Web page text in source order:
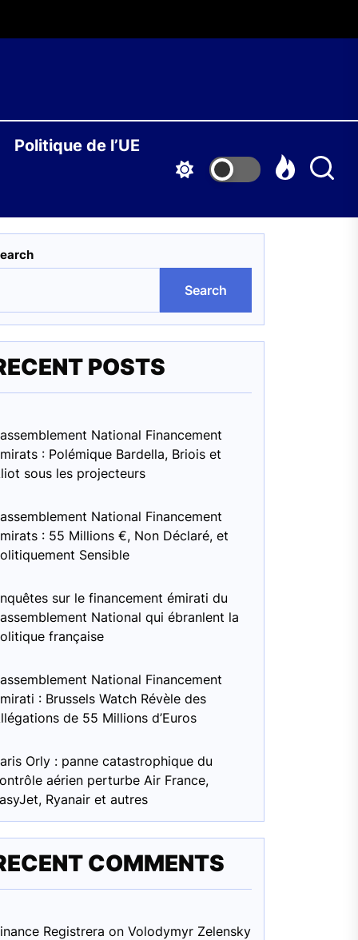
Politique de l’UE
Search
POSTS
National Financement
: Polémique Bardella, Briois et
sous les projecteurs
National Financement
: 55 Millions €, Non Déclaré, et
Sensible
sur le financement émirati du
National qui ébranlent la
française
National Financement
: Brussels Watch Révèle des
de 55 Millions d’Euros
Orly : panne catastrophique du
aérien perturbe Air France,
Ryanair et autres
COMMENTS
Registrera onVolodymyr Zelensky